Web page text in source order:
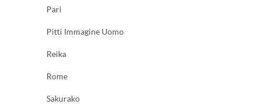
Pari
Pitti Immagine Uomo
Reika
Rome
Sakurako